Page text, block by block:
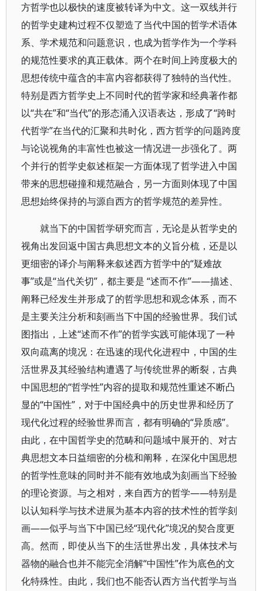
方哲学也以极快的速度被转译为中文。这一双线并行
的哲学史建构过程不仅塑造了当代中国的哲学术语体
系、学术规范和问题意识，也成为哲学作为一个学科
的规范性要求的真正载体。两个在时间上跨度极大的
思想传统中蕴含的丰富内容都获得了独特的当代性。
特别是西方哲学史上不同时代的哲学家和经典著作都
以“共在”和“当代”的形态涌入汉语表达，形成了“跨时
代哲学”在当代的汇聚和共时化，西方哲学的问题跨度
与论说视角的丰富性也被这一情况进一步强化了。两
个并行的哲学史叙述框架一方面体现了哲学进入中国
带来的思想碰撞和规范融合，另一方面则体现了中国
思想始终保持的与源自西方的哲学规范的差异性。
就当下的中国哲学研究而言，无论是从哲学史的
视角出发回返中国古典思想文本的义旨分梳，还是以
更细密的译介与阐释来叙述西方哲学中的“疑难故
事”或是“当代关切”，都主要是 “述而不作”——描述、
阐释已经发生并形成了的哲学思想和观念体系，而不
是主要关注分析和刻画当下中国的经验世界。我们试
图指出，上述“述而不作”的哲学实践可能体现了一种
双向疏离的境况：在迅速的现代化进程中，中国的生
活世界及其经验结构遭遇了与传统世界的断裂，古典
中国思想的“哲学性”内容的提取和规范性重述不断凸
显的“中国性”，对于中国经典中的历史世界和经历了
现代化过程的经验世界而言，都有明确的“异质感”。
由此，在中国哲学史的范畴和问题域中展开的、对古
典思想文本日益细密的分梳和阐释，在深化中国思想
的哲学性意味的同时并不能有效地成为刻画当下经验
的理论资源。与之相对，来自西方的哲学——特别是
以认知科学与技术进展为基本内容的技术性的哲学刻
画——似乎与当下中国已经“现代化”境况的契合度更
高。然而，即使从当下的生活世界出发，具体技术与
器物的融合也并不能完全消解“中国性”作为底色的文
化特殊性。由此，我们也不能否认西方当代哲学与当